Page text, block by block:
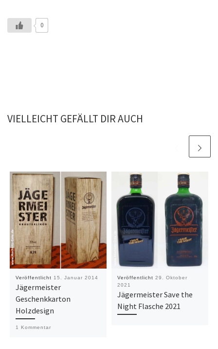
0
VIELLEICHT GEFÄLLT DIR AUCH
Veröffentlicht 15. Januar 2014
Jägermeister
Geschenkkarton
Holzdesign
1 Kommentar
Veröffentlicht 29. Oktober
2021
Jägermeister Save the
Night Flasche 2021